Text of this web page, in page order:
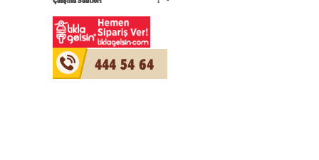
444 54 64